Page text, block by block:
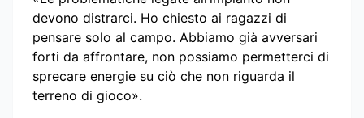
devono distrarci. Ho chiesto ai ragazzi di
pensare solo al campo. Abbiamo già avversari
forti da affrontare, non possiamo permetterci di
sprecare energie su ciò che non riguarda il
terreno di gioco».